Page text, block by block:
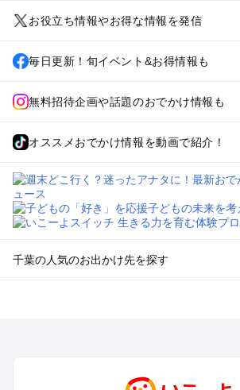
お役立ち情報やお得な情報を発信
毎日更新！旬イベント&お得情報も
無料招待企画や話題のおでかけ情報も
オススメおでかけ情報を動画で紹介！
千葉の人気のお出かけ先を探す